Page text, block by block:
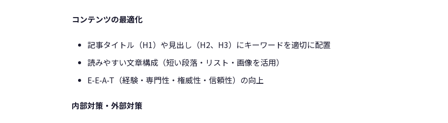
コンテンツの最適化
記事タイトル（H1）や見出し（H2、H3）にキーワードを適切に配置
読みやすい文章構成（短い段落・リスト・画像を活用）
E-E-A-T（経験・専門性・権威性・信頼性）の向上
内部対策・外部対策